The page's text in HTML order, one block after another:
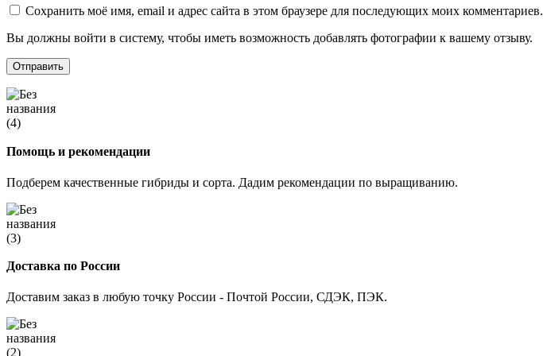
Сохранить моё имя, email и адрес сайта в этом браузере для последующих моих комментариев.
Вы должны войти в систему, чтобы иметь возможность добавлять фотографии к вашему отзыву.
Помощь и рекомендации
Подберем качественные гибриды и сорта. Дадим рекомендации по выращиванию.
Доставка по России
Доставим заказ в любую точку России - Почтой России, СДЭК, ПЭК.